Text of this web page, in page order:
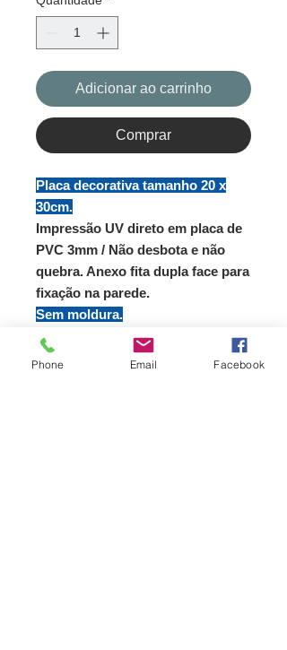
Adicionar ao carrinho
Comprar
Placa decorativa tamanho 20 x
30cm.
Impressão UV direto em placa de
PVC 3mm / Não desbota e não
quebra. Anexo fita dupla face para
fixação na parede.
Sem moldura.
Ótima opção para presentear!
PRAZO DE ENTREGA = 10 DIAS
Phone Email Facebook